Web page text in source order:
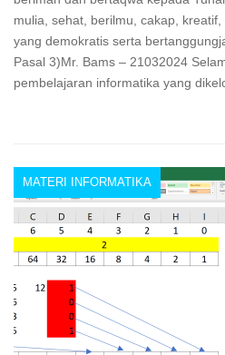
mulia, sehat, berilmu, cakap,
yang demokratis serta
Pasal 3)Mr. Bams – 21032024
pembelajaran informatika yang
MATERI INFORMATIKA